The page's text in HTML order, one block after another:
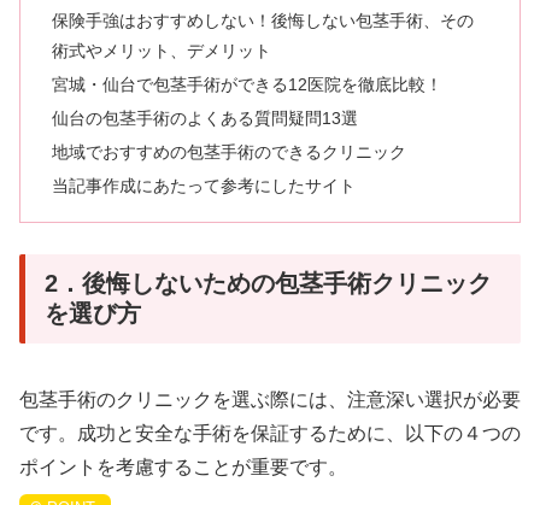
保険手強はおすすめしない！後悔しない包茎手術、その
術式やメリット、デメリット
宮城・仙台で包茎手術ができる12医院を徹底比較！
仙台の包茎手術のよくある質問疑問13選
地域でおすすめの包茎手術のできるクリニック
当記事作成にあたって参考にしたサイト
2．後悔しないための包茎手術クリニック
を選び方
包茎手術のクリニックを選ぶ際には、注意深い選択が必要
です。成功と安全な手術を保証するために、以下の４つの
ポイントを考慮することが重要です。